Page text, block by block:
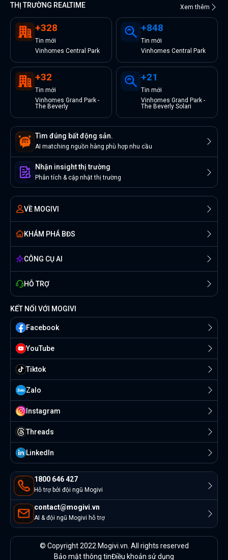
THỊ TRƯỜNG REALTIME Xem thêm
+328
Tin mới
Vinhomes Central Park
+848
Tin mới
Vinhomes Central Park
+32
Tin mới
Vinhomes Grand Park -
The Beverly
+21
Tin mới
Vinhomes Grand Park -
The Beverly Solari
Tìm đúng bất động sản.
AI matching nguồn hàng phù hợp nhu cầu
Nhận insight thị trường
Phân tích & cập nhật thị trường
VỀ MOGIVI
KHÁM PHÁ BĐS
CÔNG CỤ AI
HỖ TRỢ
1800 646 427
Hỗ trợ bởi đội ngũ Mogivi
contact@mogivi.vn
AI & đội ngũ Mogivi hỗ trợ
KẾT NỐI VỚI MOGIVI
Facebook
YouTube
Tiktok
Zalo
Instagram
Threads
Linkedln
© Copyright 2022 Mogivi.vn. All rights reserved
Bảo mật thông tinĐiều khoản sử dụng